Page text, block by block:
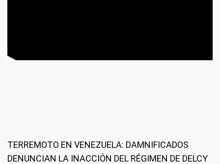
TERREMOTO EN VENEZUELA: DAMNIFICADOS
DENUNCIAN LA INACCIÓN DEL RÉGIMEN DE DELCY